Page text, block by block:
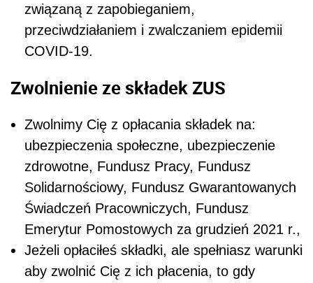
związaną z zapobieganiem,
przeciwdziałaniem i zwalczaniem epidemii
COVID-19.
Zwolnienie ze składek ZUS
Zwolnimy Cię z opłacania składek na:
ubezpieczenia społeczne, ubezpieczenie
zdrowotne, Fundusz Pracy, Fundusz
Solidarnościowy, Fundusz Gwarantowanych
Świadczeń Pracowniczych, Fundusz
Emerytur Pomostowych za grudzień 2021 r.,
Jeżeli opłaciłeś składki, ale spełniasz warunki
aby zwolnić Cię z ich płacenia, to gdy